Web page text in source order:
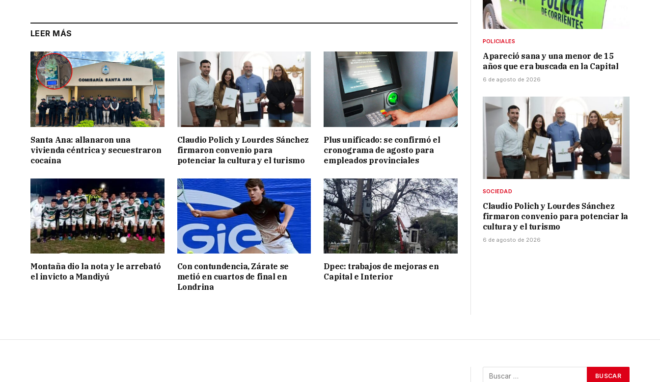
LEER MÁS
Santa Ana: allanaron una
vivienda céntrica y secuestraron
cocaína
Claudio Polich y Lourdes Sánchez
firmaron convenio para
potenciar la cultura y el turismo
Plus unificado: se confirmó el
cronograma de agosto para
empleados provinciales
Montaña dio la nota y le arrebató
el invicto a Mandiyú
Con contundencia, Zárate se
metió en cuartos de final en
Londrina
Dpec: trabajos de mejoras en
Capital e Interior
POLICIALES
Apareció sana y una menor de 15
años que era buscada en la Capital
6 de agosto de 2026
SOCIEDAD
Claudio Polich y Lourdes Sánchez
firmaron convenio para potenciar la
cultura y el turismo
6 de agosto de 2026